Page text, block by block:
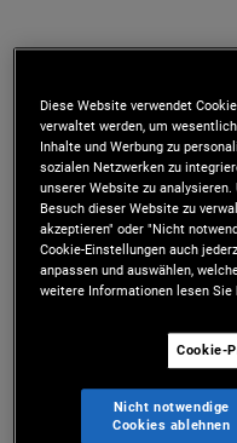
quantitative
markets analytics
office. Prior to
quantitative macro
Management and
quantitative rates
Framework for
Diese Website verwendet
verwaltet werden, um
Inhalte und Werbung zu
sozialen Netzwerken zu
unserer Website zu
Besuch dieser Website zu
akzeptieren" oder "Nicht
Cookie-Einstellungen auch
anpassen und auswählen,
weitere Informationen lesen Sie
Cookie-
Nicht notwendige
Cookies ablehnen